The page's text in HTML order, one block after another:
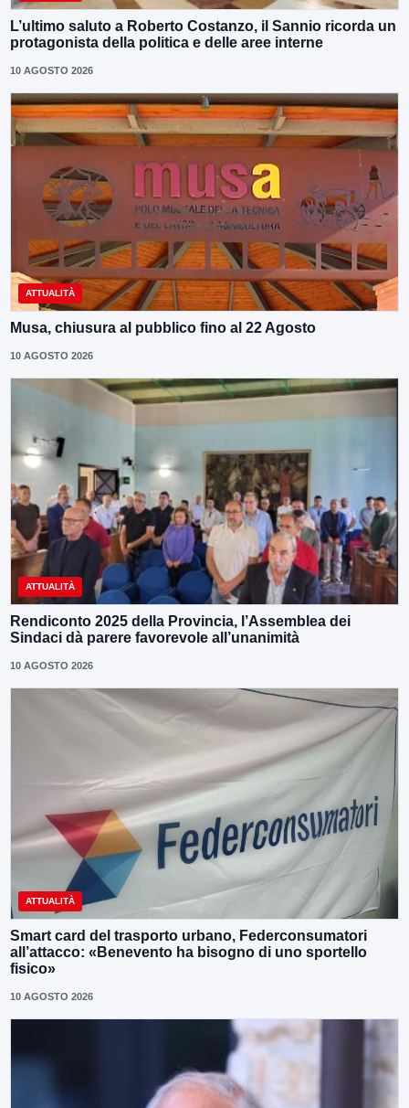
L’ultimo saluto a Roberto Costanzo, il Sannio ricorda un
protagonista della politica e delle aree interne
10 AGOSTO 2026
ATTUALITÀ
Musa, chiusura al pubblico fino al 22 Agosto
10 AGOSTO 2026
ATTUALITÀ
Rendiconto 2025 della Provincia, l’Assemblea dei
Sindaci dà parere favorevole all’unanimità
10 AGOSTO 2026
ATTUALITÀ
Smart card del trasporto urbano, Federconsumatori
all’attacco: «Benevento ha bisogno di uno sportello
fisico»
10 AGOSTO 2026